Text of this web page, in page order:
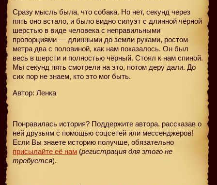
Сразу мысль была, что собака. Но нет, секунд через
пять оно встало, и было видно силуэт с длинной чёрной
шерстью в виде человека с неправильными
пропорциями — длинными до земли руками, ростом
метра два с половиной, как нам показалось. Он был
весь в шерсти и полностью чёрный. Стоял к нам спиной.
Мы секунд пять смотрели на это, потом деру дали. До
сих пор не знаем, кто это мог быть.
Автор: Ленка
Понравилась история? Поддержите автора, рассказав о
ней друзьям с помощью соцсетей или мессенджеров!
Если Вы знаете историю получше, обязательно
присылайте её нам (регистрация для этого не
требуется).